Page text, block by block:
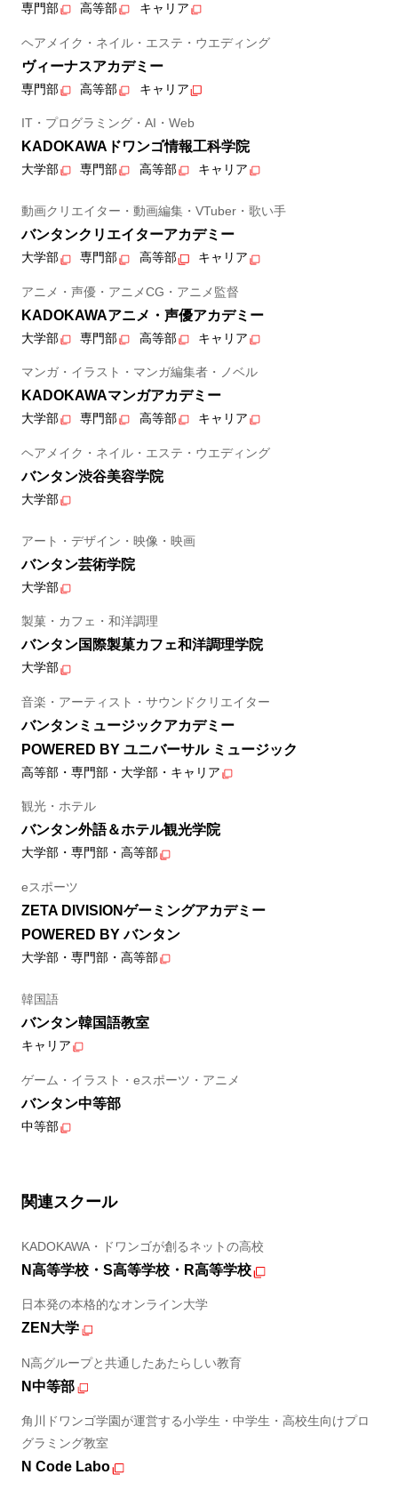
専門部 高等部 キャリア
ヘアメイク・ネイル・エステ・ウエディング
ヴィーナスアカデミー
専門部 高等部 キャリア
IT・プログラミング・AI・Web
KADOKAWAドワンゴ情報工科学院
大学部 専門部 高等部 キャリア
動画クリエイター・動画編集・VTuber・歌い手
バンタンクリエイターアカデミー
大学部 専門部 高等部 キャリア
アニメ・声優・アニメCG・アニメ監督
KADOKAWAアニメ・声優アカデミー
大学部 専門部 高等部 キャリア
マンガ・イラスト・マンガ編集者・ノベル
KADOKAWAマンガアカデミー
大学部 専門部 高等部 キャリア
ヘアメイク・ネイル・エステ・ウエディング
バンタン渋谷美容学院
大学部
アート・デザイン・映像・映画
バンタン芸術学院
大学部
製菓・カフェ・和洋調理
バンタン国際製菓カフェ和洋調理学院
大学部
音楽・アーティスト・サウンドクリエイター
バンタンミュージックアカデミー
POWERED BY ユニバーサル ミュージック
高等部・専門部・大学部・キャリア
観光・ホテル
バンタン外語＆ホテル観光学院
大学部・専門部・高等部
eスポーツ
ZETA DIVISIONゲーミングアカデミー
POWERED BY バンタン
大学部・専門部・高等部
韓国語
バンタン韓国語教室
キャリア
ゲーム・イラスト・eスポーツ・アニメ
バンタン中等部
中等部
関連スクール
KADOKAWA・ドワンゴが創るネットの高校
N高等学校・S高等学校・R高等学校
日本発の本格的なオンライン大学
ZEN大学
N高グループと共通したあたらしい教育
N中等部
角川ドワンゴ学園が運営する小学生・中学生・高校生向けプロ
グラミング教室
N Code Labo